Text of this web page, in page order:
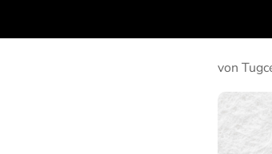
von